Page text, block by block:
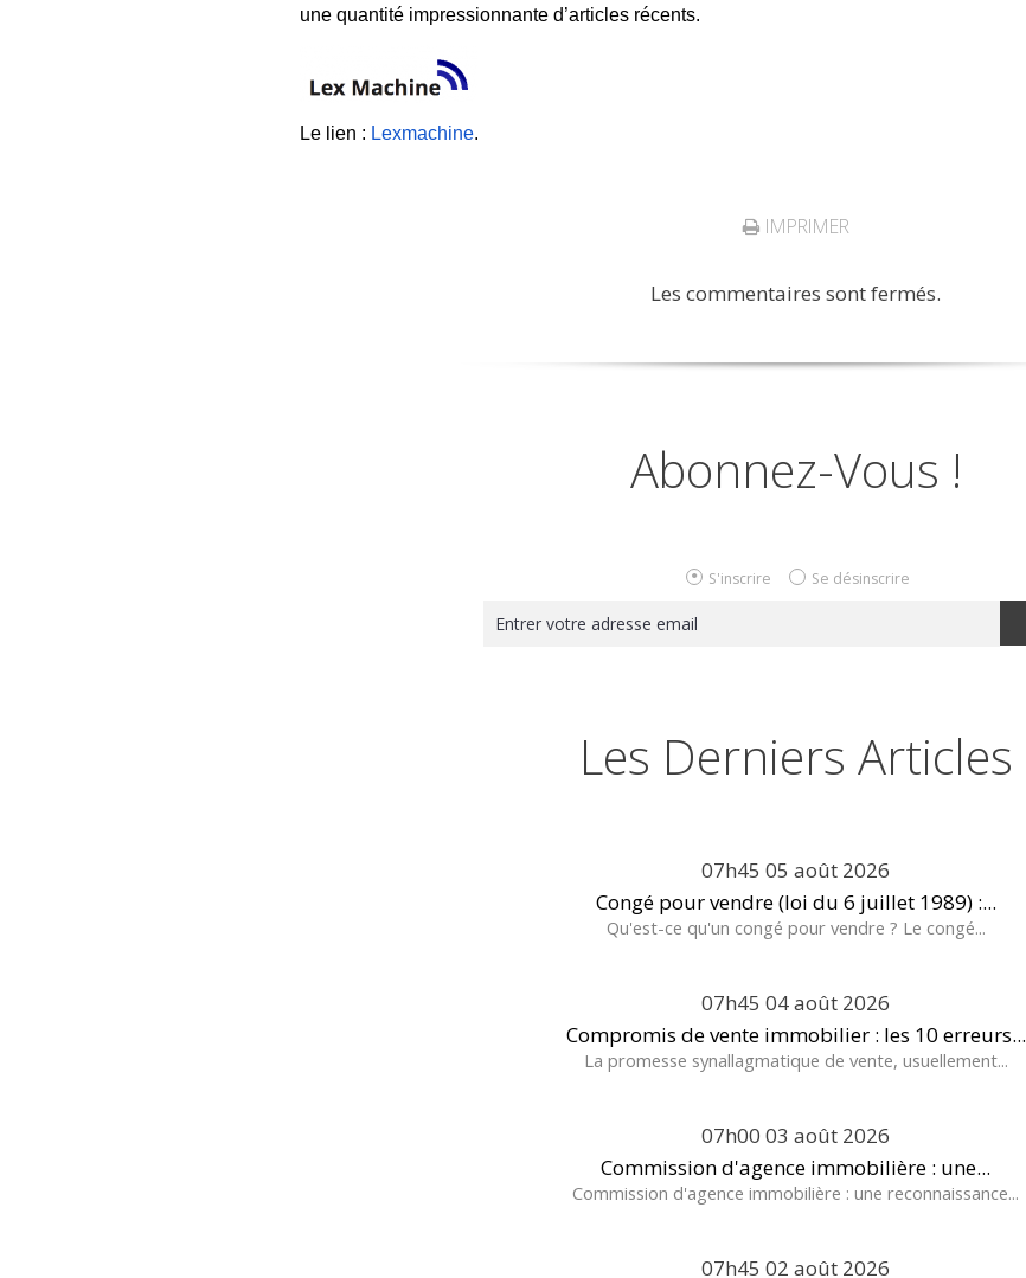
une quantité impressionnante d’articles récents.
Le lien : Lexmachine.
IMPRIMER
Les commentaires sont fermés.
Abonnez-Vous !
S'inscrire Se désinscrire
Les Derniers Articles
07h45 05 août 2026
Congé pour vendre (loi du 6 juillet 1989) :...
Qu'est-ce qu'un congé pour vendre ? Le congé...
07h45 04août 2026
Compromis de vente immobilier : les 10 erreurs...
La promesse synallagmatique de vente, usuellement...
07h00 03 août 2026
Commission d'agence immobilière : une...
Commission d'agence immobilière : une reconnaissance...
07h45 02 août 2026